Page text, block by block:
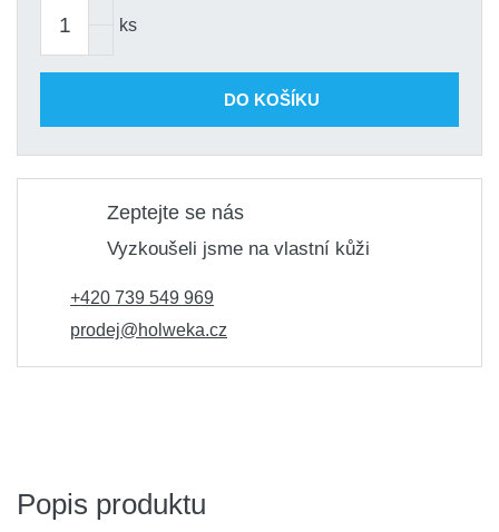
ks
DO KOŠÍKU
Zeptejte se nás
Vyzkoušeli jsme na vlastní kůži
+420 739 549 969
prodej@holweka.cz
Popis produktu